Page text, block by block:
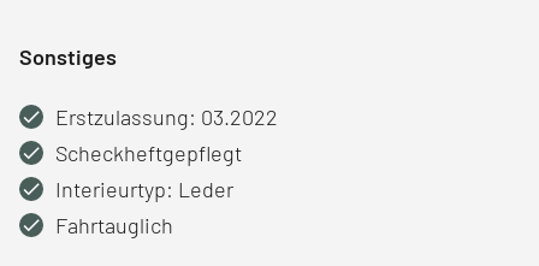
Sonstiges
Erstzulassung: 03.2022
Scheckheftgepflegt
Interieurtyp: Leder
Fahrtauglich